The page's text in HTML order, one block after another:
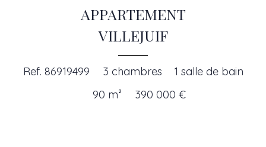
APPARTEMENT
VILLEJUIF
Ref. 86919499 3 chambres
1 salle de bain
90 m²
390 000 €